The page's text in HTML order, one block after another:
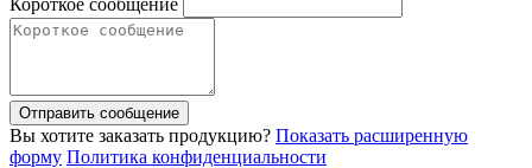
Отправить сообщение
Вы хотите заказать продукцию? Показать расширенную
форму Политика конфиденциальности